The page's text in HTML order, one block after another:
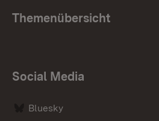
Themenübersicht
Social Media
Bluesky